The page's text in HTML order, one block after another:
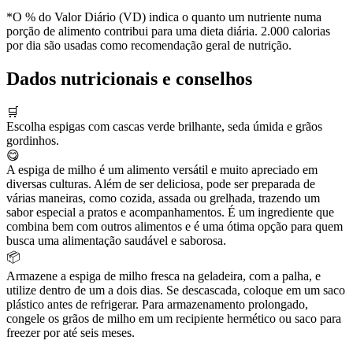
*O % do Valor Diário (VD) indica o quanto um nutriente numa
porção de alimento contribui para uma dieta diária. 2.000 calorias
por dia são usadas como recomendação geral de nutrição.
Dados nutricionais e conselhos
🛒
Escolha espigas com cascas verde brilhante, seda úmida e grãos
gordinhos.
😋
A espiga de milho é um alimento versátil e muito apreciado em
diversas culturas. Além de ser deliciosa, pode ser preparada de
várias maneiras, como cozida, assada ou grelhada, trazendo um
sabor especial a pratos e acompanhamentos. É um ingrediente que
combina bem com outros alimentos e é uma ótima opção para quem
busca uma alimentação saudável e saborosa.
📦
Armazene a espiga de milho fresca na geladeira, com a palha, e
utilize dentro de um a dois dias. Se descascada, coloque em um saco
plástico antes de refrigerar. Para armazenamento prolongado,
congele os grãos de milho em um recipiente hermético ou saco para
freezer por até seis meses.